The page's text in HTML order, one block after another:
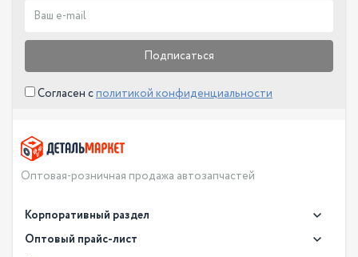
Подписаться
Согласен сполитикой конфиденциальности
Оптовая-розничная продажа автозапчастей
Корпоративный раздел
Новости
Оптовый прайс-лист